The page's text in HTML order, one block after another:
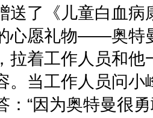
送了《儿童白血病
心愿礼物——奥特
拉着工作人员和他
。当工作人员问小
：“因为奥特曼很勇